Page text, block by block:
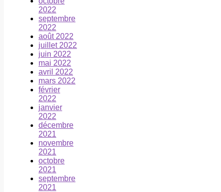
2022
septembre
2022
août 2022
juillet 2022
juin 2022
mai 2022
avril 2022
mars 2022
février
2022
janvier
2022
décembre
2021
novembre
2021
octobre
2021
septembre
2021